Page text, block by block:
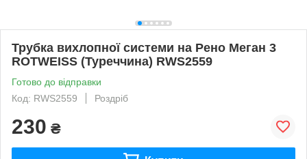
Трубка вихлопної системи на Рено Меган 3
ROTWEISS (Туреччина) RWS2559
Готово до відправки
Код: RWS2559
Роздріб
230 ₴